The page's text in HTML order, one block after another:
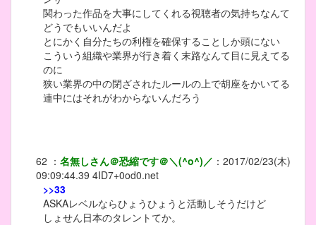
関わった作品を大事にしてくれる視聴者の気持ちなんて
どうでもいいんだよ
とにかく自分たちの利権を確保することしか頭にない
こういう組織や業界が行き着く末路なんて目に見えてる
のに
狭い業界の中の閉ざされたルールの上で胡座をかいてる
連中にはそれがわからないんだろう
62 ： 名無しさん＠恐縮です＠＼(^o^)／ ： 2017/02/23(木)
09:09:44.39 4ID7+0od0.net
>>33
ASKAレベルならひょうひょうと活動しそうだけど
しょせん日本のタレントてか。